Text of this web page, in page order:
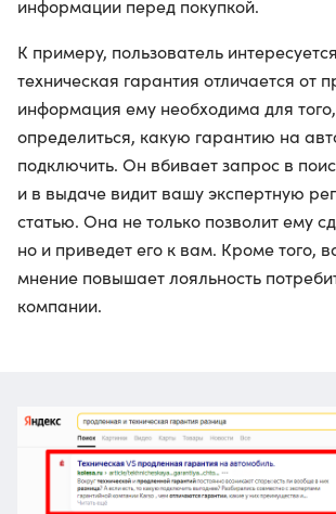
информации перед покупкой.
К примеру, пользователь
техническая гарантия отличается от
информация ему необходима для
определиться, какую гарантию на
подключить. Он вбивает запрос в
и в выдаче видит вашу экспертную
статью. Она не только позволит ему
но и приведет его к вам. Кроме того,
мнение повышает лояльность
компании.